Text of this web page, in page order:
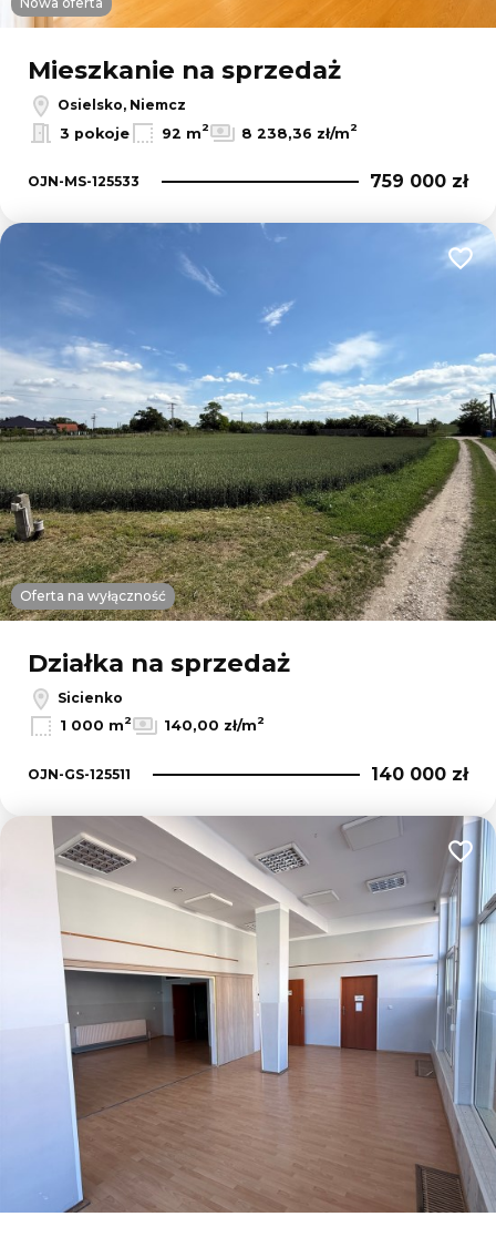
Mieszkanie na sprzedaż
Osielsko, Niemcz
3 pokoje
92 m2 8 238,36 zł/m2
OJN-MS-125533 759 000 zł
Oferta na wyłączność
Działka na sprzedaż
Sicienko
1 000 m2 140,00 zł/m2
OJN-GS-125511 140 000 zł